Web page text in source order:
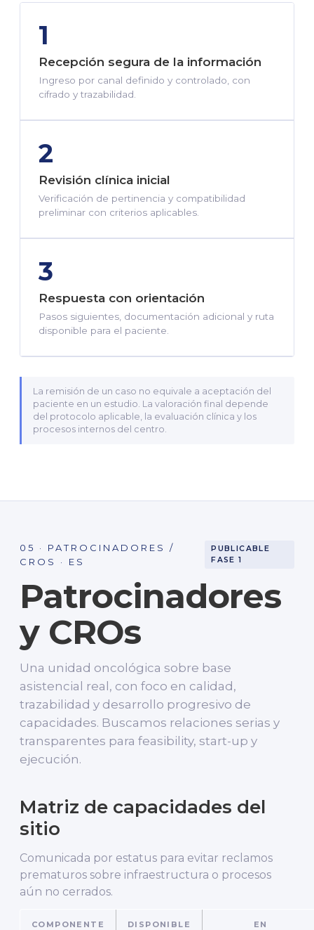
1
Recepción segura de la información
Ingreso por canal definido y controlado, con
cifrado y trazabilidad.
2
Revisión clínica inicial
Verificación de pertinencia y compatibilidad
preliminar con criterios aplicables.
3
Respuesta con orientación
Pasos siguientes, documentación adicional y ruta
disponible para el paciente.
La remisión de un caso no equivale a aceptación del
paciente en un estudio. La valoración final depende
del protocolo aplicable, la evaluación clínica y los
procesos internos del centro.
05 · PATROCINADORES /
CROS · ES
PUBLICABLE
FASE 1
Patrocinadores
y CROs
Una unidad oncológica sobre base
asistencial real, con foco en calidad,
trazabilidad y desarrollo progresivo de
capacidades. Buscamos relaciones serias y
transparentes para feasibility, start-up y
ejecución.
Matriz de capacidades del
sitio
Comunicada por estatus para evitar reclamos
prematuros sobre infraestructura o procesos
aún no cerrados.
COMPONENTE DISPONIBLE
EN